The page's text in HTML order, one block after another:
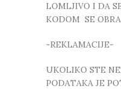
LOMLJIVO I DA
KODOM SE
-REKLAMACIJE-
UKOLIKO STE
PODATAKA JE